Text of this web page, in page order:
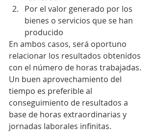
Por el valor generado por los
bienes o servicios que se han
producido
En ambos casos, será oportuno
relacionar los resultados obtenidos
con el número de horas trabajadas.
Un buen aprovechamiento del
tiempo es preferible al
conseguimiento de resultados a
base de horas extraordinarias y
jornadas laborales infinitas.